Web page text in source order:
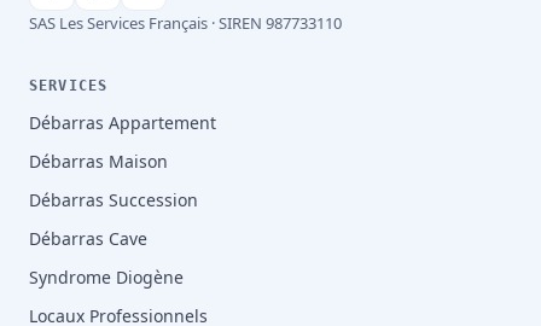
SAS Les Services Français · SIREN 987733110
SERVICES
Débarras Appartement
Débarras Maison
Débarras Succession
Débarras Cave
Syndrome Diogène
Locaux Professionnels